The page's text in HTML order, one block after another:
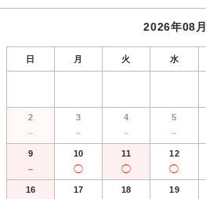
2026年08月
日 月 火 水
2
－
3
－
4
－
5
－
9
－
10
◯
11
◯
12
◯
16 17 18 19